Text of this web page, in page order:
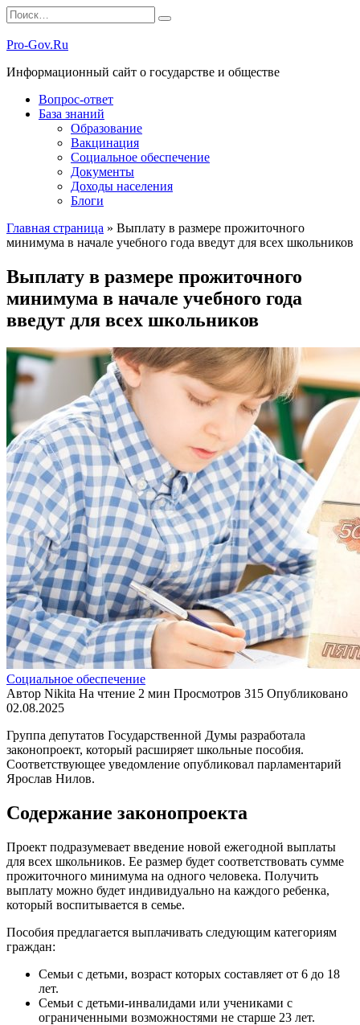
Перейти
к
содержанию
Search
for:
Pro-Gov.Ru
Информационный сайт о государстве и обществе
Вопрос-ответ
База знаний
Образование
Вакцинация
Социальное обеспечение
Документы
Доходы населения
Блоги
Главная страница » Выплату в размере прожиточного
минимума в начале учебного года введут для всех школьников
Выплату в размере прожиточного
минимума в начале учебного года
введут для всех школьников
Социальное обеспечение
Автор Nikita На чтение 2 мин Просмотров 315 Опубликовано
02.08.2025
Группа депутатов Государственной Думы разработала
законопроект, который расширяет школьные пособия.
Соответствующее уведомление опубликовал парламентарий
Ярослав Нилов.
Содержание законопроекта
Проект подразумевает введение новой ежегодной выплаты
для всех школьников. Ее размер будет соответствовать сумме
прожиточного минимума на одного человека. Получить
выплату можно будет индивидуально на каждого ребенка,
который воспитывается в семье.
Пособия предлагается выплачивать следующим категориям
граждан:
Семьи с детьми, возраст которых составляет от 6 до 18
лет.
Семьи с детьми-инвалидами или учениками с
ограниченными возможностями не старше 23 лет.